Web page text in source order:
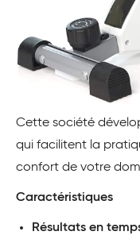
Cette société
qui facilitent la
confort de votre
Caractéristiques
Résultats en